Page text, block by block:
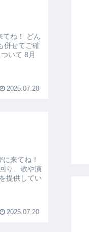
併せてご確
2025.07.28
2025.07.20